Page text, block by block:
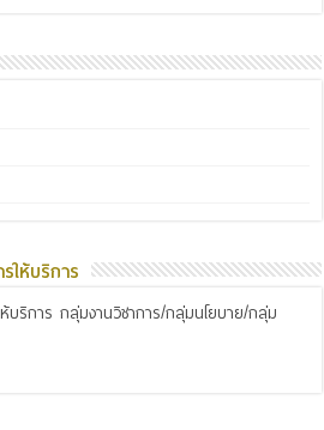
ให้บริการ
บริการ กลุ่มงานวิชาการ/กลุ่มนโยบาย/กลุ่ม